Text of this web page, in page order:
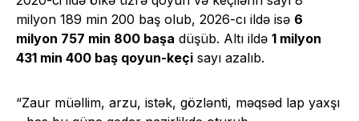
milyon 189 min 200 baş olub, 2026-cı ildə isə 6
milyon 757 min 800 başa düşüb. Altı ildə 1 milyon
431 min 400 baş qoyun-keçi sayı azalıb.
“Zaur müəllim, arzu, istək, gözlənti, məqsəd lap yaxşı